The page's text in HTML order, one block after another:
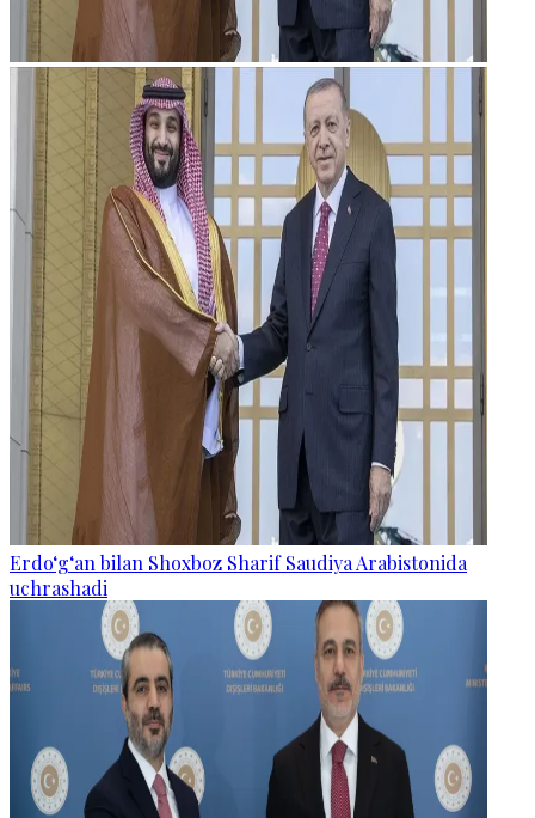
Erdo‘g‘an bilan Shoxboz Sharif Saudiya Arabistonida
uchrashadi